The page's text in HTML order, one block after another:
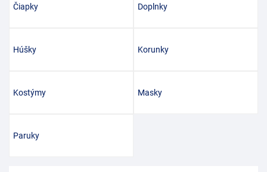
Čiapky Doplnky
Húšky Korunky
Kostýmy Masky
Paruky